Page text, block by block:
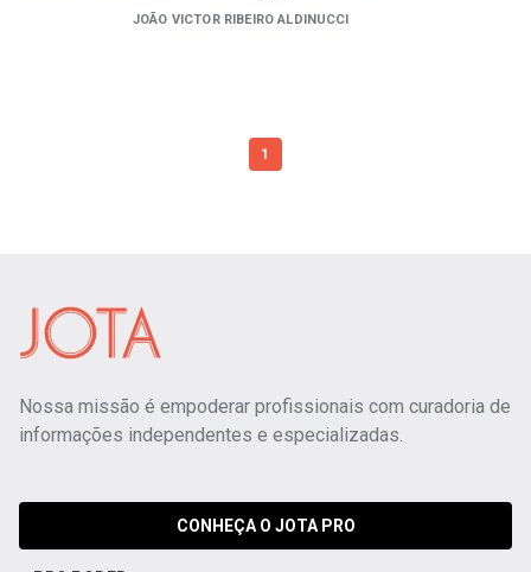
JOÃO VICTOR RIBEIRO ALDINUCCI
1
Nossa missão é empoderar profissionais com curadoria de
informações independentes e especializadas.
CONHEÇA O JOTA PRO